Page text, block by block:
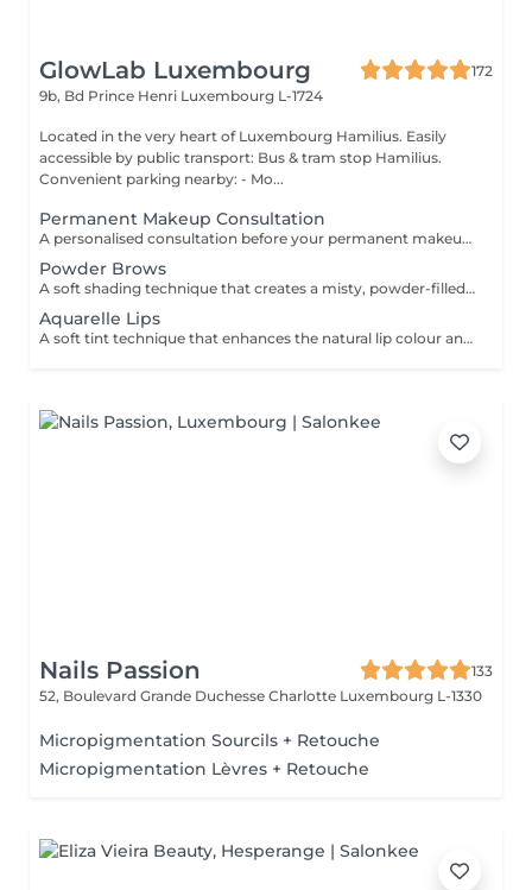
GlowLab Luxembourg
172
9b, Bd Prince Henri Luxembourg L-1724
Located in the very heart of Luxembourg Hamilius. Easily
accessible by public transport: Bus & tram stop Hamilius.
Convenient parking nearby: - Mo...
Permanent Makeup Consultation
A personalised consultation before your permanent makeup procedure, focused on creating a precise and natural result tailored to your features. We assess facial proportions, skin type, and desired outcome, and define the ideal shape and pigment to ensure a refined, balanced look. WHAT IS INCLUDED: - Face analysis and aesthetic assessment - Shape design and correction - Pigment selection - Procedure and healing guidance IMPORTANT: Complimentary consultation. Can be performed on the same day as the procedure.
Powder Brows
A soft shading technique that creates a misty, powder-filled effect, similar to lightly filled-in brows. Enhances shape, adds density, and delivers a clean, well-defined yet natural look. DURATION & MAINTENANCE: - Results last approximately 1-2 years, depending on skin type and lifestyle - A Touch-Up Session is required after 4-6 weeks to refine the shape and colour - Annual refresh is recommended to maintain optimal results BENEFITS: - Soft, natural definition - Fuller-looking brows - Long-lasting result - Low-maintenance routine INDICATIONS: - Sparse or uneven brows - Lack of definition - Desire for a soft makeup effect CONTRAINDICATIONS: - Pregnancy and breastfeeding - Active skin conditions - Open wounds in the area - Blood clotting disorders POST-CARE: - Avoid water and sweating for several days - Do not touch or pick the area - Apply recommended healing products - Avoid sun exposure during healing.
Aquarelle Lips
A soft tint technique that enhances the natural lip colour and shape with a sheer, translucent finish. Creates a fresh, hydrated, and naturally defined look. DURATION & MAINTENANCE: - Results last approximately 2-3 years - A Touch-Up Session is required after 4-6 weeks - Annual refresh is recommended BENEFITS: - Natural colour enhancement - Improved lip symmetry - Fresh, hydrated appearance - Long-lasting result INDICATIONS: - Pale or uneven lip colour - Lack of definition - Desire for natural enhancement CONTRAINDICATIONS: - Active herpes or infections - Pregnancy and breastfeeding - Irritation or damaged skin PRE-TREATMENT RECOMMENDATIONS: - It is recommended to take antiviral medication for 3 days prior to the procedure if prone to cold sores (herpes) - Avoid alcohol and blood-thinning medications 24-48 hours before treatment - Avoid lip irritation or aggressive treatments before the session POST-CARE: - Keep lips moisturised - Avoid spicy and hot foods - Do not peel the skin - Use SPF after healing
Nails Passion
133
52, Boulevard Grande Duchesse Charlotte Luxembourg L-1330
Micropigmentation Sourcils + Retouche
Micropigmentation Lèvres + Retouche